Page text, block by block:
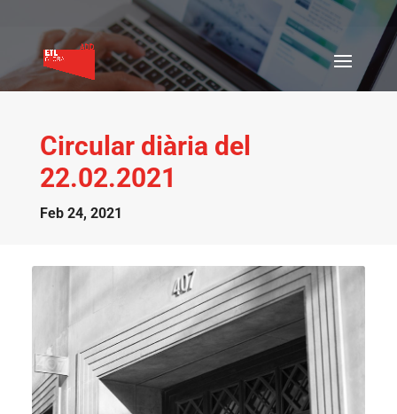
Circular diària del
22.02.2021
Feb 24, 2021